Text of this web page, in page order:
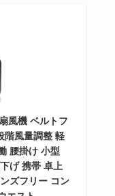
風機 ベルトフ
階風量調整 軽
腰掛け 小型
げ 携帯 卓上
ズフリー コン